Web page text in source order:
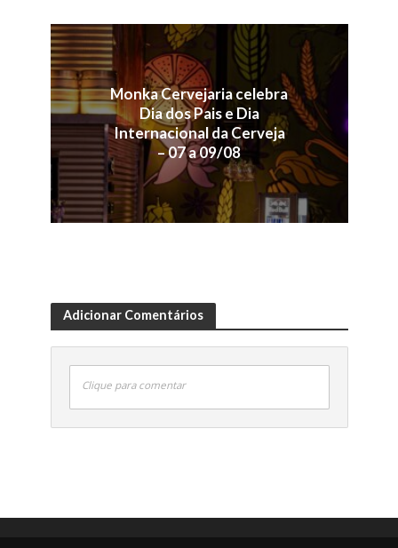
Monka Cervejaria celebra
Dia dos Pais e Dia
Internacional da Cerveja
– 07 a 09/08
Adicionar Comentários
Clique para comentar